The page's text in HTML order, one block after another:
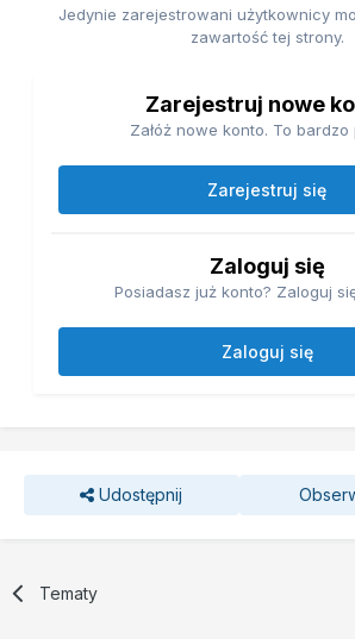
Jedynie zarejestrowani użytkownicy
zawartość tej strony.
Zarejestruj nowe
Załóż nowe konto. To bardzo
Zarejestruj się
Zaloguj się
Posiadasz już konto? Zaloguj
Zaloguj się
Udostępnij
Tematy